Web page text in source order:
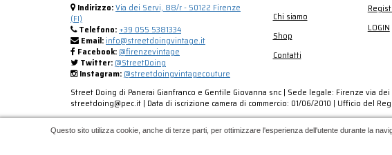
Questo sito utilizza cookie, anche di terze parti, per ottimizzare l'esperienza dell'utente durante la
Indirizzo:Via dei Servi, 88/r - 50122 Firenze
(FI)
Telefono: +39 055 5381334
Email: info@streetdoingvintage.it
Facebook: @firenzevintage
Twitter: @StreetDoing
Instagram: @streetdoingvintagecouture
Chi siamo
Shop
Contatti
LOGIN
Street Doing di Panerai Gianfranco e Gentile Giovanna snc | Sede legale: Firenze via
streetdoing@pec.it | Data di iscrizione camera di commercio: 01/06/2010 | Ufficio del